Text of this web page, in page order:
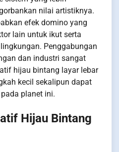
nilai artistiknya.
efek domino yang
lain untuk ikut serta
Penggabungan
dan industri sangat
hijau bintang layar lebar
kecil sekalipun dapat
planet ini.
Hijau Bintang